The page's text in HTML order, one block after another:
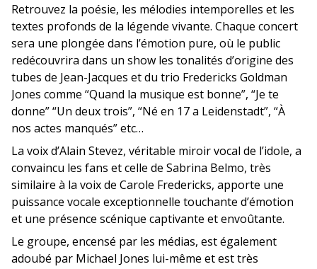
Retrouvez la poésie, les mélodies intemporelles et les
textes profonds de la légende vivante. Chaque concert
sera une plongée dans l’émotion pure, où le public
redécouvrira dans un show les tonalités d’origine des
tubes de Jean-Jacques et du trio Fredericks Goldman
Jones comme “Quand la musique est bonne”, “Je te
donne” “Un deux trois”, “Né en 17 a Leidenstadt”, “À
nos actes manqués” etc…
La voix d’Alain Stevez, véritable miroir vocal de l’idole, a
convaincu les fans et celle de Sabrina Belmo, très
similaire à la voix de Carole Fredericks, apporte une
puissance vocale exceptionnelle touchante d’émotion
et une présence scénique captivante et envoûtante.
Le groupe, encensé par les médias, est également
adoubé par Michael Jones lui-même et est très